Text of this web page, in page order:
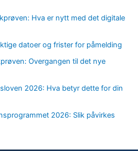
Hva er nytt med det digitale
datoer og frister for påmelding
Overgangen til det nye
2026: Hva betyr dette for din
2026: Slik påvirkes